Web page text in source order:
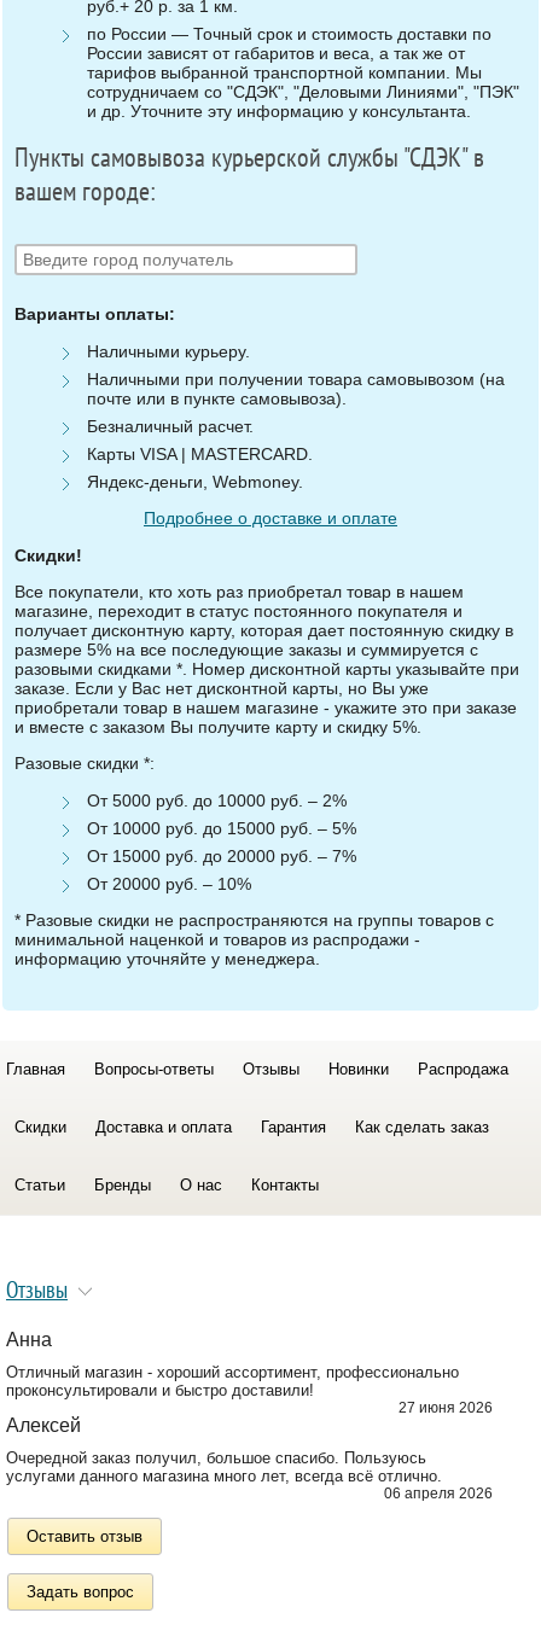
руб.+ 20 р. за 1 км.
по России — Точный срок и стоимость доставки по
России зависят от габаритов и веса, а так же от
тарифов выбранной транспортной компании. Мы
сотрудничаем со "СДЭК", "Деловыми Линиями", "ПЭК"
и др. Уточните эту информацию у консультанта.
Пункты самовывоза курьерской службы "СДЭК" в
вашем городе:
Варианты оплаты:
Наличными курьеру.
Наличными при получении товара самовывозом (на
почте или в пункте самовывоза).
Безналичный расчет.
Карты VISA | MASTERCARD.
Яндекс-деньги, Webmoney.
Подробнее о доставке и оплате
Скидки!
Все покупатели, кто хоть раз приобретал товар в нашем
магазине, переходит в статус постоянного покупателя и
получает дисконтную карту, которая дает постоянную скидку в
размере 5% на все последующие заказы и суммируется с
разовыми скидками *. Номер дисконтной карты указывайте при
заказе. Если у Вас нет дисконтной карты, но Вы уже
приобретали товар в нашем магазине - укажите это при заказе
и вместе с заказом Вы получите карту и скидку 5%.
Разовые скидки *:
От 5000 руб. до 10000 руб. – 2%
От 10000 руб. до 15000 руб. – 5%
От 15000 руб. до 20000 руб. – 7%
От 20000 руб. – 10%
* Разовые скидки не распространяются на группы товаров с
минимальной наценкой и товаров из распродажи -
информацию уточняйте у менеджера.
Главная Вопросы-ответы Отзывы Новинки Распродажа
Скидки Доставка и оплата Гарантия Как сделать заказ
Статьи Бренды О нас Контакты
Отзывы
Анна
Отличный магазин - хороший ассортимент, профессионально
проконсультировали и быстро доставили!
27 июня 2026
Алексей
Очередной заказ получил, большое спасибо. Пользуюсь
услугами данного магазина много лет, всегда всё отлично.
06 апреля 2026
Оставить отзыв
Задать вопрос